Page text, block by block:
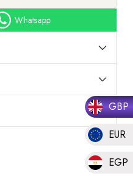
GBP
EUR
EGP
Whatsapp